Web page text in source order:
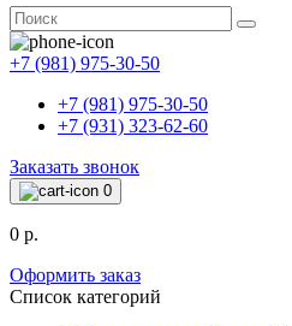
+7 (981) 975-30-50
+7 (981) 975-30-50
+7 (931) 323-62-60
Заказать звонок
0
0 р.
Оформить заказ
Список категорий